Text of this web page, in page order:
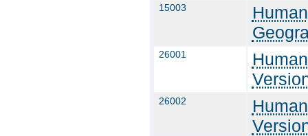
15003
26001
26002